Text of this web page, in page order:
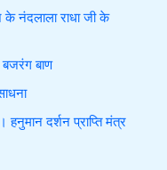
नंदलाला राधा जी के
बाण
दर्शन प्राप्ति मंत्र